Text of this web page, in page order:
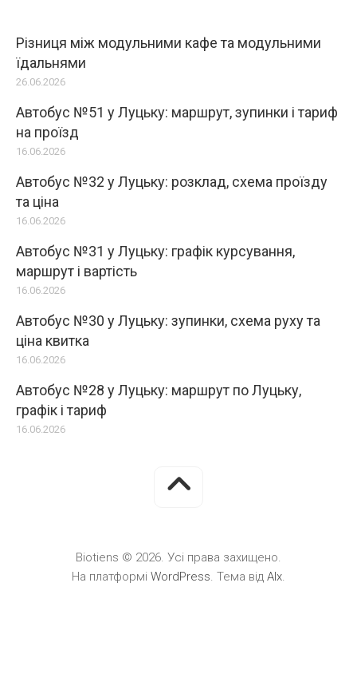
Різниця між модульними кафе та модульними
їдальнями
26.06.2026
Автобус №51 у Луцьку: маршрут, зупинки і тариф
на проїзд
16.06.2026
Автобус №32 у Луцьку: розклад, схема проїзду
та ціна
16.06.2026
Автобус №31 у Луцьку: графік курсування,
маршрут і вартість
16.06.2026
Автобус №30 у Луцьку: зупинки, схема руху та
ціна квитка
16.06.2026
Автобус №28 у Луцьку: маршрут по Луцьку,
графік і тариф
16.06.2026
Biotiens © 2026. Усі права захищено.
На платформі WordPress. Тема від Alx.